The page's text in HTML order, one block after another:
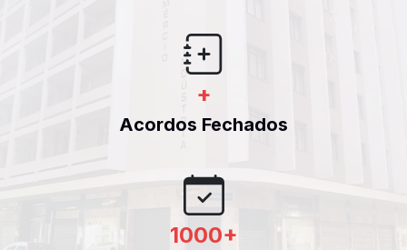
+
Acordos Fechados
1000+